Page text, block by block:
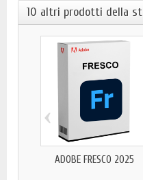
10 altri prodotti della
ADOBE FRESCO 2025
‹